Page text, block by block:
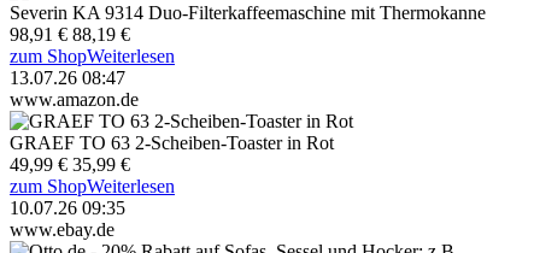
Severin KA 9314 Duo-Filterkaffeemaschine mit Thermokanne
98,91 € 88,19 €
zum ShopWeiterlesen
13.07.26 08:47
www.amazon.de
GRAEF TO 63 2-Scheiben-Toaster in Rot
49,99 € 35,99 €
zum ShopWeiterlesen
10.07.26 09:35
www.ebay.de